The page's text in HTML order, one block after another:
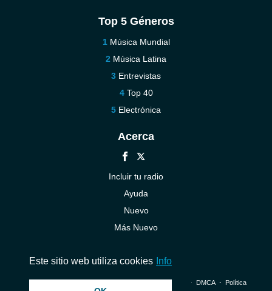
Top 5 Géneros
Música Mundial
Música Latina
Entrevistas
Top 40
Electrónica
Acerca
Incluir tu radio
Ayuda
Nuevo
Más Nuevo
© 2026 InstantAudio. Reservados todos los derechos. ・ DMCA・ Política
Este sitio web utiliza cookies Info